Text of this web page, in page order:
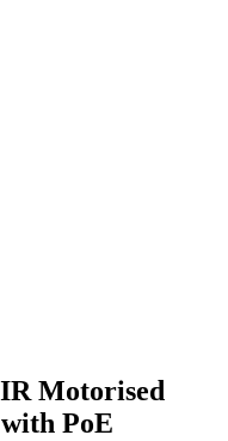
Motorised
PoE